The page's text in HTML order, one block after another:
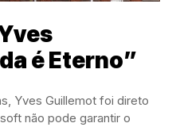
é Eterno”
Yves Guillemot foi direto
não pode garantir o